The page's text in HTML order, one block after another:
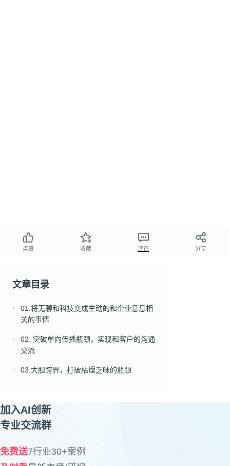
点赞 收藏 评论 分享
文章目录
●
01.将无聊和科技变成生动的和企业息息相
关的事情
●
02. 突破单向传播瓶颈，实现和客户的沟通
交流
● 03.大胆跨界，打破枯燥乏味的瓶颈
加入AI创新
专业交流群
免费送7行业30+案例